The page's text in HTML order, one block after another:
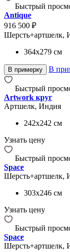
Быстрый
Antique
916 500 ₽
Шерсть+артшелк,
364x279 см
В примерку В
Быстрый
Artwork круг
Артшелк, Индия
242x242 см
Узнать цену
Быстрый
Space
Шерсть+артшелк,
303x246 см
Узнать цену
Быстрый
Space
Шерсть+артшелк,